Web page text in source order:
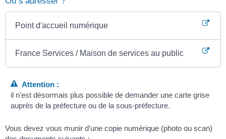
Point d'accueil numérique
France Services / Maison de services au public
Attention :
il n'est désormais plus possible de demander une carte grise
auprès de la préfecture ou de la sous-préfecture.
Vous devez vous munir d'une copie numérique (photo ou scan)